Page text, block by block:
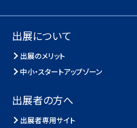
出展について
出展のメリット
中小・スタートアップゾーン
出展者の方へ
出展者専用サイト